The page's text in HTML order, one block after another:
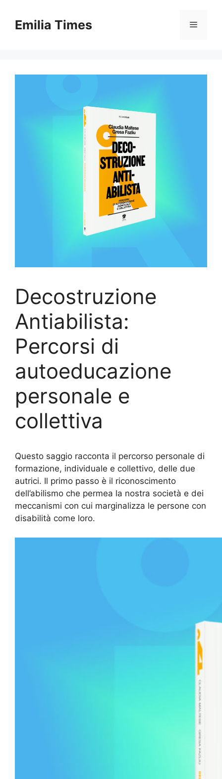
contentEmilia Times Menu
Decostruzione
Antiabilista:
Percorsi di
autoeducazione
personale e
collettiva
Questo saggio racconta il percorso personale di
formazione, individuale e collettivo, delle due
autrici. Il primo passo è il riconoscimento
dell’abilismo che permea la nostra società e dei
meccanismi con cui marginalizza le persone con
disabilità come loro.